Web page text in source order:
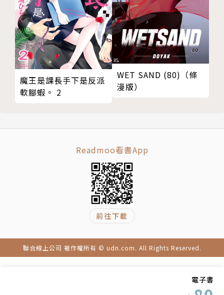
電子書
魔王是課長手下是反派
軟腳蝦。 2
WET SAND (80)（條
漫版）
Readmoo看書App
前往下載
聯合線上公司 著作權所有 © udn.com. All Rights Reserved.